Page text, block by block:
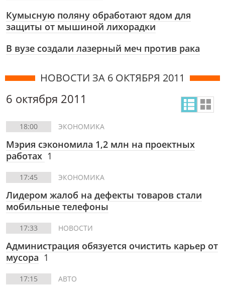
Кумысную поляну обработают ядом для
защиты от мышиной лихорадки
В вузе создали лазерный меч против рака
НОВОСТИ ЗА 6 ОКТЯБРЯ 2011
6 октября 2011
18:00 ЭКОНОМИКА
Мэрия сэкономила 1,2 млн на проектных
работах 1
17:45 ЭКОНОМИКА
Лидером жалоб на дефекты товаров стали
мобильные телефоны
17:33 НОВОСТИ
Администрация обязуется очистить карьер от
мусора 1
17:15 АВТО